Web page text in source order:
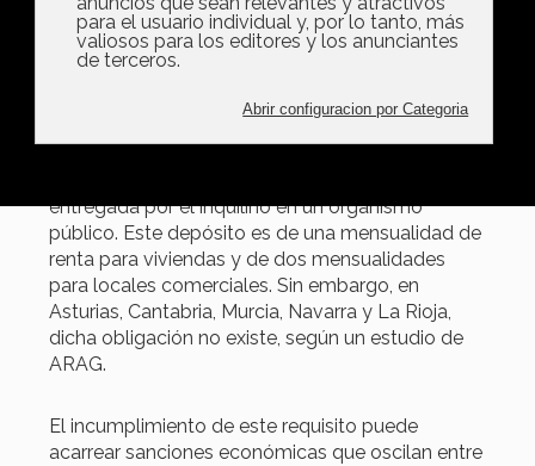
organismo correspondiente fijado por la
comunidad autónoma en la que se ubique el
inmueble
entregada por el inquilino en un organismo
público. Este depósito es de una mensualidad de
renta para viviendas y de dos mensualidades
para locales comerciales. Sin embargo, en
Asturias, Cantabria, Murcia, Navarra y La Rioja,
dicha obligación no existe, según un estudio de
ARAG.
El incumplimiento de este requisito puede
acarrear sanciones económicas que oscilan entre